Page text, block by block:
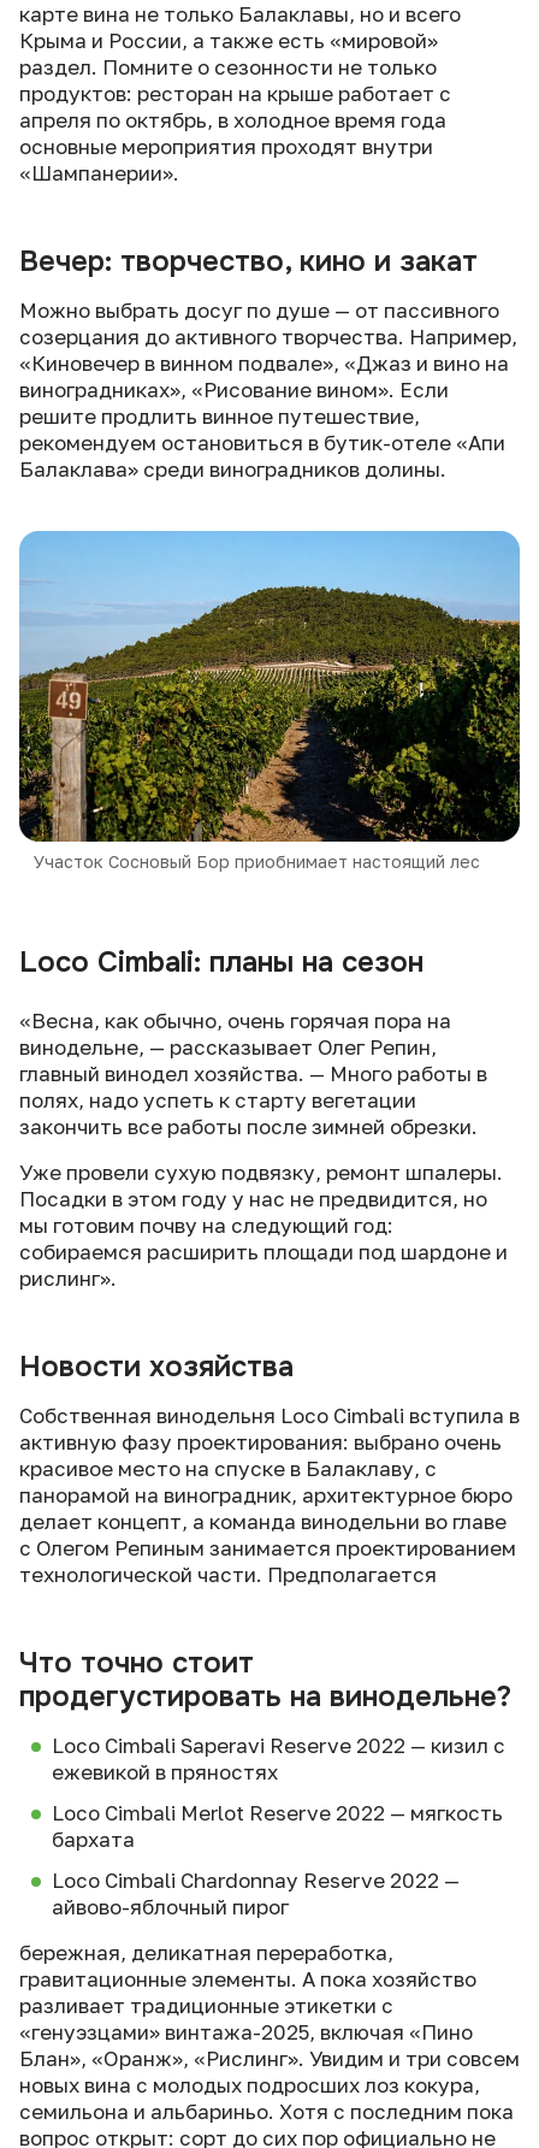
карте вина не только Балаклавы, но и всего
Крыма и России, а также есть «мировой»
раздел. Помните о сезонности не только
продуктов: ресторан на крыше работает с
апреля по октябрь, в холодное время года
основные мероприятия проходят внутри
«Шампанерии».
Вечер: творчество, кино и закат
Можно выбрать досуг по душе — от пассивного
созерцания до активного творчества. Например,
«Киновечер в винном подвале», «Джаз и вино на
виноградниках», «Рисование вином». Если
решите продлить винное путешествие,
рекомендуем остановиться в бутик-отеле «Апи
Балаклава» среди виноградников долины.
Участок Сосновый Бор приобнимает настоящий лес
Loco Cimbali: планы на сезон
«Весна, как обычно, очень горячая пора на
винодельне, — рассказывает Олег Репин,
главный винодел хозяйства. — Много работы в
полях, надо успеть к старту вегетации
закончить все работы после зимней обрезки.
Уже провели сухую подвязку, ремонт шпалеры.
Посадки в этом году у нас не предвидится, но
мы готовим почву на следующий год:
собираемся расширить площади под шардоне и
рислинг».
Новости хозяйства
Собственная винодельня Loco Cimbali вступила в
активную фазу проектирования: выбрано очень
красивое место на спуске в Балаклаву, с
панорамой на виноградник, архитектурное бюро
делает концепт, а команда винодельни во главе
с Олегом Репиным занимается проектированием
технологической части. Предполагается
Что точно стоит
продегустировать на винодельне?
Loco Cimbali Saperavi Reserve 2022 — кизил с
ежевикой в пряностях
Loco Cimbali Merlot Reserve 2022 — мягкость
бархата
Loco Cimbali Chardonnay Reserve 2022 —
айвово-яблочный пирог
бережная, деликатная переработка,
гравитационные элементы. А пока хозяйство
разливает традиционные этикетки с
«генуэзцами» винтажа-2025, включая «Пино
Блан», «Оранж», «Рислинг». Увидим и три совсем
новых вина с молодых подросших лоз кокура,
семильона и альбариньо. Хотя с последним пока
вопрос открыт: сорт до сих пор официально не